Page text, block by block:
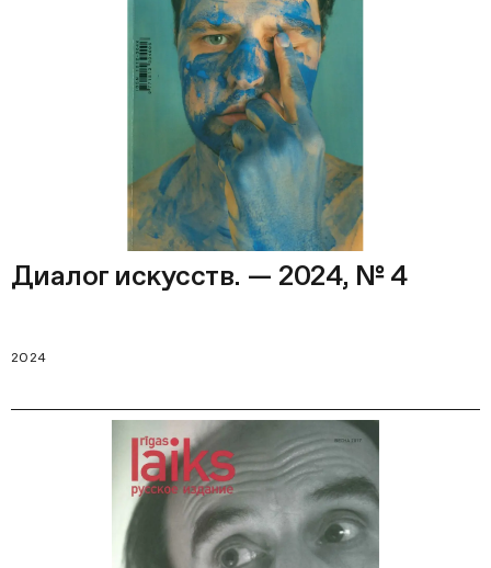
Диалог искусств. — 2024, № 4
2024